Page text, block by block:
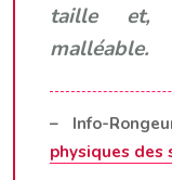
taille et,
malléable.
– Info-
physiques des